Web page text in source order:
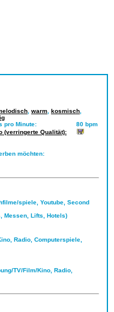
warm kosmisch
pro Minute:
80 bpm
(verringerte Qualität):
möchten:
spiele, Youtube, Second
Messen, Lifts, Hotels)
Radio, Computerspiele,
TV/Film/Kino, Radio,